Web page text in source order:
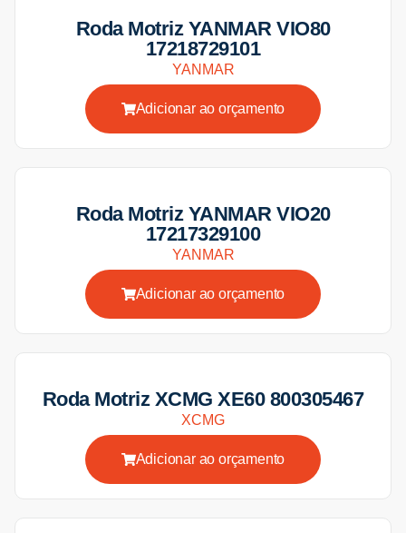
Roda Motriz YANMAR VIO80
17218729101
YANMAR
Adicionar ao orçamento
Roda Motriz YANMAR VIO20
17217329100
YANMAR
Adicionar ao orçamento
Roda Motriz XCMG XE60 800305467
XCMG
Adicionar ao orçamento